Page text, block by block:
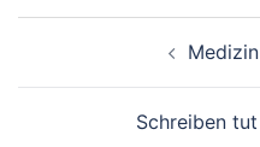
Schreiben